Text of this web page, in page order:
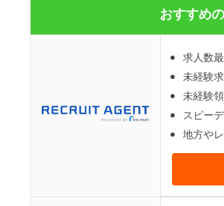
おすすめ
求人数
未経験
未経験
スピー
地方や